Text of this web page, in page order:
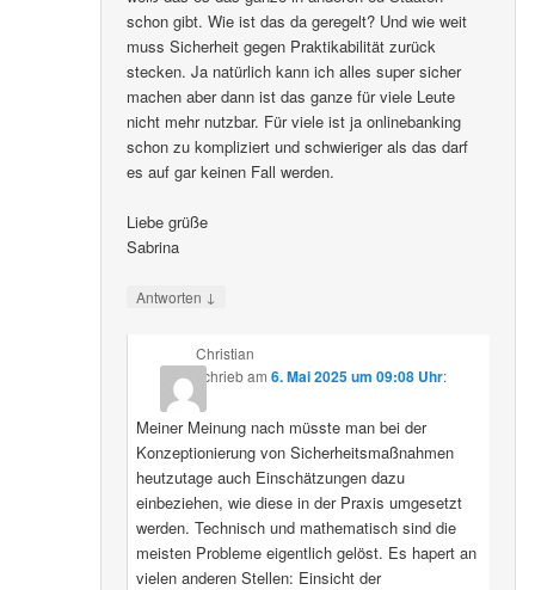
schon gibt. Wie ist das da geregelt? Und wie weit
muss Sicherheit gegen Praktikabilität zurück
stecken. Ja natürlich kann ich alles super sicher
machen aber dann ist das ganze für viele Leute
nicht mehr nutzbar. Für viele ist ja onlinebanking
schon zu kompliziert und schwieriger als das darf
es auf gar keinen Fall werden.
Liebe grüße
Sabrina
Antworten ↓
Christian
schriebam 6. Mai 2025 um 09:08 Uhr:
Meiner Meinung nach müsste man bei der
Konzeptionierung von Sicherheitsmaßnahmen
heutzutage auch Einschätzungen dazu
einbeziehen, wie diese in der Praxis umgesetzt
werden. Technisch und mathematisch sind die
meisten Probleme eigentlich gelöst. Es hapert an
vielen anderen Stellen: Einsicht der